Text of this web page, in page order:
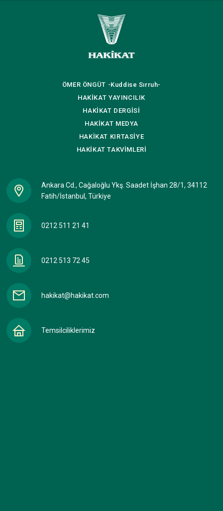
ÖMER ÖNGÜT -Kuddise Sırruh-
HAKİKAT YAYINCILIK
HAKİKAT DERGİSİ
HAKİKAT MEDYA
HAKİKAT KIRTASİYE
HAKİKATTAKVİMLERİ
Ankara Cd., Cağaloğlu Ykş. Saadet İşhan 28/1, 34112
Fatih/İstanbul, Türkiye
0212 511 21 41
0212 513 72 45
hakikat@hakikat.com
Temsilciliklerimiz